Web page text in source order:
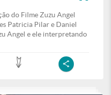
do Filme Zuzu Angel
Patricia Pilar e Daniel
Angel e ele interpretando